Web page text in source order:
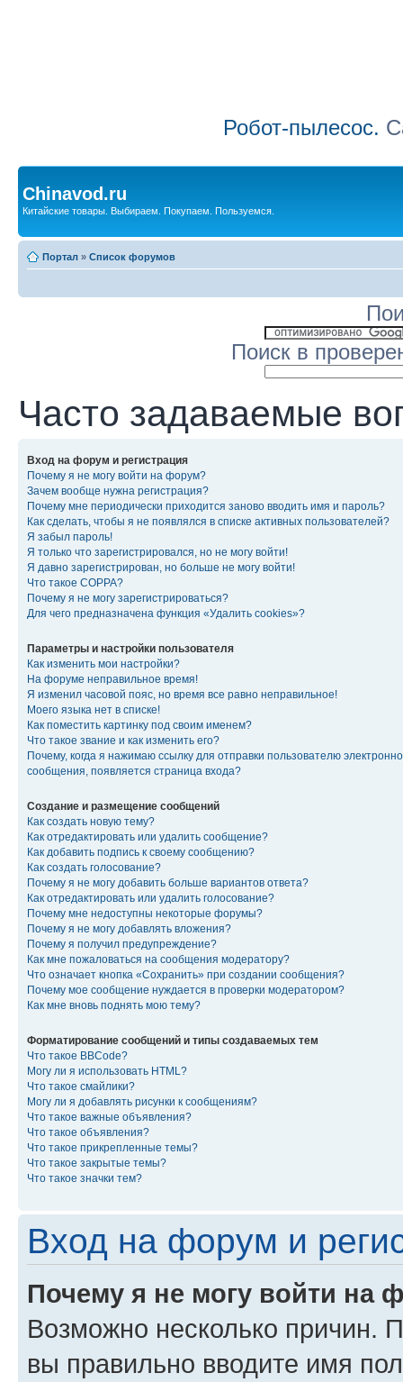
Робот-пылесос.
Chinavod.ru
Китайские товары. Выбираем. Покупаем. Пользуемся.
Портал » Список форумов
Поиск в
Часто задаваемые
Вход на форум и регистрация
Почему я не могу войти на форум?
Зачем вообще нужна регистрация?
Почему мне периодически приходится заново вводить имя и пароль?
Как сделать, чтобы я не появлялся в списке активных пользователей?
Я забыл пароль!
Я только что зарегистрировался, но не могу войти!
Я давно зарегистрирован, но больше не могу войти!
Что такое COPPA?
Почему я не могу зарегистрироваться?
Для чего предназначена функция «Удалить cookies»?
Параметры и настройки пользователя
Как изменить мои настройки?
На форуме неправильное время!
Я изменил часовой пояс, но время все равно неправильное!
Моего языка нет в списке!
Как поместить картинку под своим именем?
Что такое звание и как изменить его?
Почему, когда я нажимаю ссылку для отправки пользователю
сообщения, появляется страница входа?
Создание и размещение сообщений
Как создать новую тему?
Как отредактировать или удалить сообщение?
Как добавить подпись к своему сообщению?
Как создать голосование?
Почему я не могу добавить больше вариантов ответа?
Как отредактировать или удалить голосование?
Почему мне недоступны некоторые форумы?
Почему я не могу добавлять вложения?
Почему я получил предупреждение?
Как мне пожаловаться на сообщения модератору?
Что означает кнопка «Сохранить» при создании сообщения?
Почему мое сообщение нуждается в проверки модератором?
Как мне вновь поднять мою тему?
Форматирование сообщений и типы создаваемых тем
Что такое BBCode?
Могу ли я использовать HTML?
Что такое смайлики?
Могу ли я добавлять рисунки к сообщениям?
Что такое важные объявления?
Что такое объявления?
Что такое прикрепленные темы?
Что такое закрытые темы?
Что такое значки тем?
Вход на форум и
Почему я не могу войти на
Возможно несколько причин.
вы правильно вводите имя